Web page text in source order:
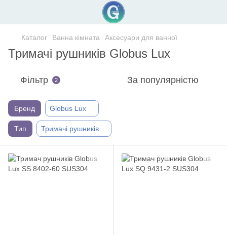
Каталог Ванна кімната Аксесуари для ванної
Тримачі рушників Globus Lux
Фільтр 2 За популярністю
Бренд Globus Lux
Тип Тримачі рушників